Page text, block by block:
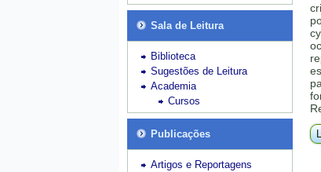
Sala de Leitura
Biblioteca
Sugestões de Leitura
Academia
Cursos
Publicações
Artigos e Reportagens